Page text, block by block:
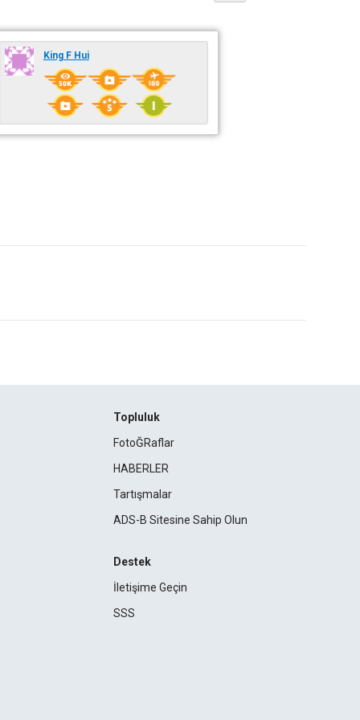
King F Hui
Topluluk
FotoĞRaflar
HABERLER
Tartışmalar
ADS-B Sitesine Sahip Olun
Destek
İletişime Geçin
SSS